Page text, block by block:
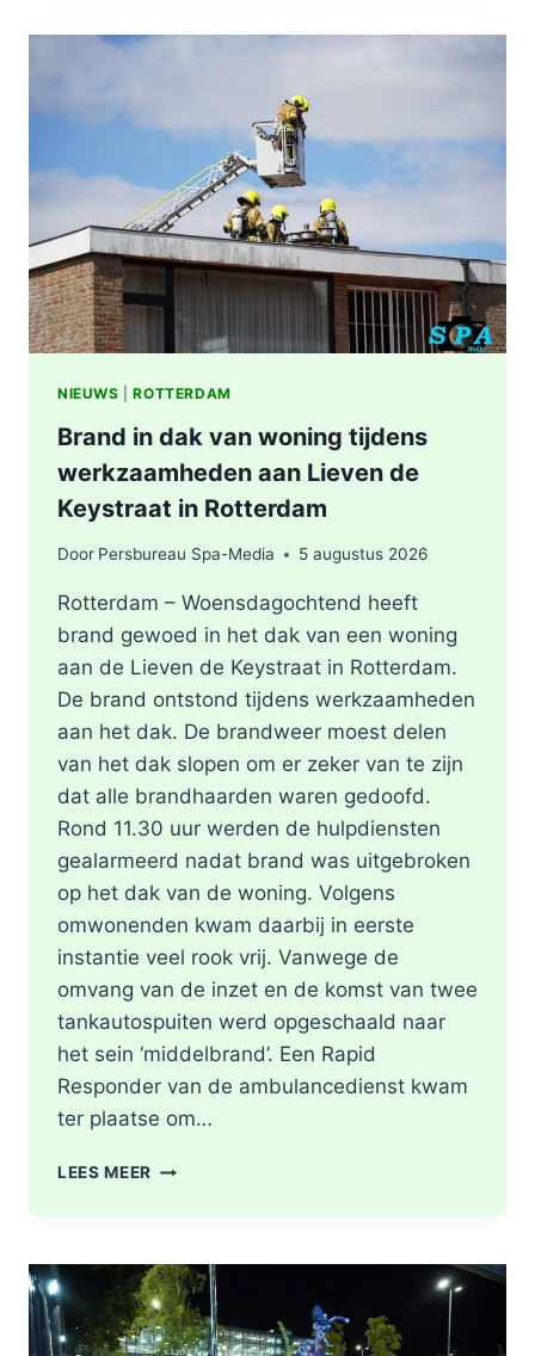
WONING
SENIORENFLAT
WATERTORENWEG
IN
ROTTERDAM
NIEUWS |ROTTERDAM
Brand in dak van woning tijdens
werkzaamheden aan Lieven de
Keystraat in Rotterdam
Door Persbureau Spa-Media 5 augustus 2026
Rotterdam – Woensdagochtend heeft
brand gewoed in het dak van een woning
aan de Lieven de Keystraat in Rotterdam.
De brand ontstond tijdens werkzaamheden
aan het dak. De brandweer moest delen
van het dak slopen om er zeker van te zijn
dat alle brandhaarden waren gedoofd.
Rond 11.30 uur werden de hulpdiensten
gealarmeerd nadat brand was uitgebroken
op het dak van de woning. Volgens
omwonenden kwam daarbij in eerste
instantie veel rook vrij. Vanwege de
omvang van de inzet en de komst van twee
tankautospuiten werd opgeschaald naar
het sein ‘middelbrand’. Een Rapid
Responder van de ambulancedienst kwam
ter plaatse om…
LEES MEER BRAND
WONING
TIJDENS
WERKZAAMHEDEN
AAN